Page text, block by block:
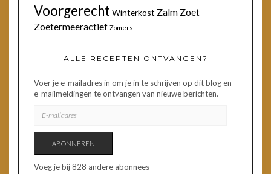
VoorgerechtWinterkost Zalm Zoet
Zoetermeeractief Zomers
ALLE RECEPTEN ONTVANGEN?
Voer je e-mailadres in om je in te schrijven op dit blog en
e-mailmeldingen te ontvangen van nieuwe berichten.
MAILADRES
ABONNEREN
Voeg je bij 828 andere abonnees